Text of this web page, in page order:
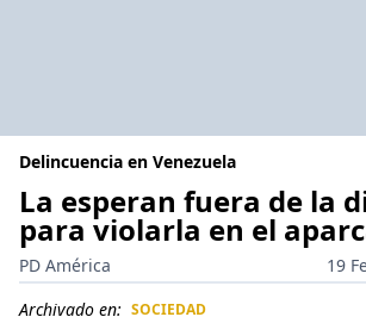
Delincuencia en Venezuela
La esperan fuera de la
para violarla en el
PD América
19
Archivado en: SOCIEDAD